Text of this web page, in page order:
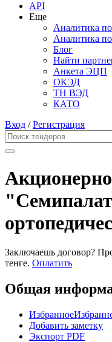
API
Еще
Аналитика
Аналитика
Блог
Найти
Анкета ЭЦП
ОКЭД
ТН ВЭД
КАТО
Вход /Регистрация
Заключаешь договор?
тенге. Оплатить
Общая
Избранное
Добавить заметку
Экспорт PDF